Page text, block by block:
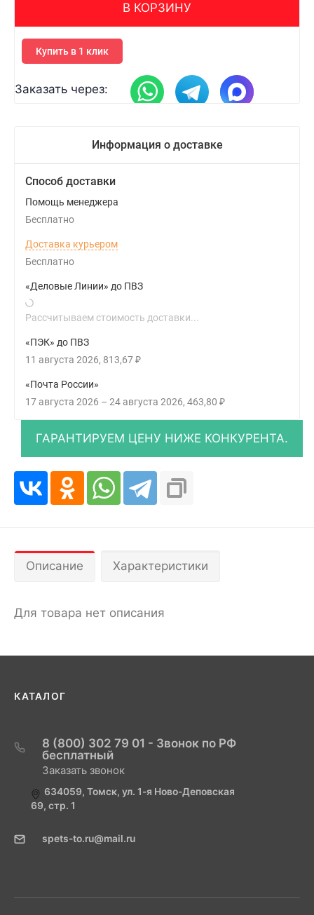
В КОРЗИНУ
Купить в 1 клик
Заказать через:
Информация о доставке
Способ доставки
Помощь менеджера
Бесплатно
Доставка курьером
Бесплатно
«Деловые Линии» до ПВЗ
Рассчитываем стоимость доставки...
«ПЭК» до ПВЗ
11 августа 2026 813,67₽
«Почта России»
17 августа 2026 – 24 августа 2026 463,80 ₽
Описание Характеристики
Для товара нет описания
КАТАЛОГ
8 (800) 302 79 01 - Звонок по РФ
бесплатный
Заказать звонок
634059, Томск, ул. 1-я Ново-Деповская
69, стр. 1
spets-to.ru@mail.ru